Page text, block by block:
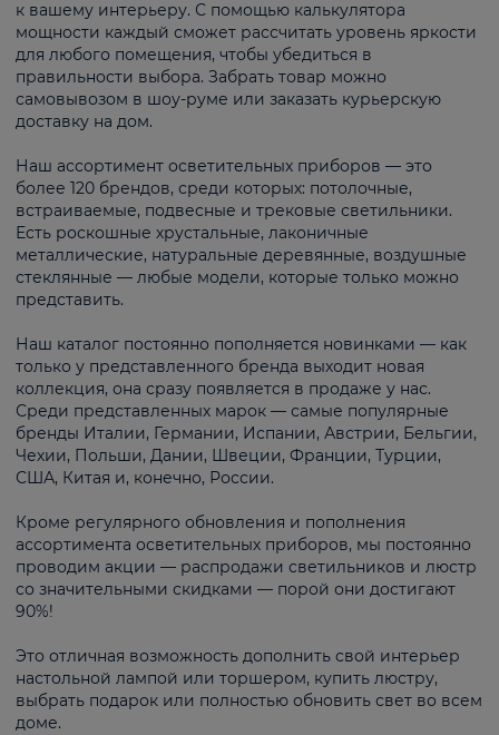
к вашему интерьеру. С помощью калькулятора
мощности каждый сможет рассчитать уровень яркости
для любого помещения, чтобы убедиться в
правильности выбора. Забрать товар можно
самовывозом в шоу-руме или заказать курьерскую
доставку на дом.
Наш ассортимент осветительных приборов — это
более 120 брендов, среди которых: потолочные,
встраиваемые, подвесные и трековые светильники.
Есть роскошные хрустальные, лаконичные
металлические, натуральные деревянные, воздушные
стеклянные — любые модели, которые только можно
представить.
Наш каталог постоянно пополняется новинками — как
только у представленного бренда выходит новая
коллекция, она сразу появляется в продаже у нас.
Среди представленных марок — самые популярные
бренды Италии, Германии, Испании, Австрии, Бельгии,
Чехии, Польши, Дании, Швеции, Франции, Турции,
США, Китая и, конечно, России.
Кроме регулярного обновления и пополнения
ассортимента осветительных приборов, мы постоянно
проводим акции — распродажи светильников и люстр
со значительными скидками — порой они достигают
90%!
Это отличная возможность дополнить свой интерьер
настольной лампой или торшером, купить люстру,
выбрать подарок или полностью обновить свет во всем
доме.